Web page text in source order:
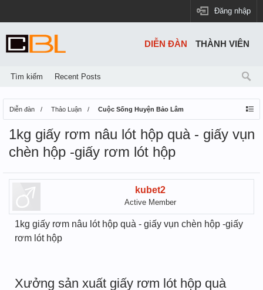
Đăng nhập
Diễn đàn Thảo Luận Cuộc Sống Huyện Bảo Lâm
1kg giấy rơm nâu lót hộp quà - giấy vụn
chèn hộp -giấy rơm lót hộp
kubet2
Active Member
1kg giấy rơm nâu lót hộp quà - giấy vụn chèn hộp -giấy
rơm lót hộp
Xưởng sản xuất giấy rơm lót hộp quà
DIỄN ĐÀN
Tìm kiếm Recent Posts
THÀNH VIÊN